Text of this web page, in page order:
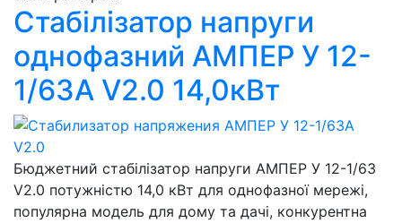
Стабілізатор напруги
однофазний АМПЕР У 12-
1/63А V2.0 14,0кВт
Бюджетний стабілізатор напруги АМПЕР У 12-1/63
V2.0 потужністю 14,0 кВт для однофазної мережі,
популярна модель для дому та дачі, конкурентна